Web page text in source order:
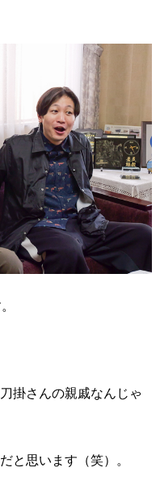
掛さんの親戚なんじゃ
と思います（笑）。